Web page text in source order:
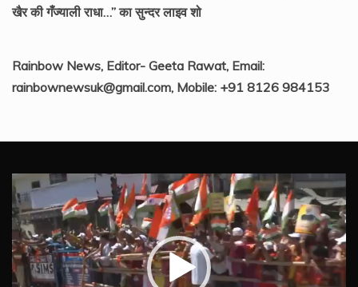
खैर की गँज्याली राधा…” का सुन्दर लाइव शो
Rainbow News, Editor- Geeta Rawat, Email:
rainbownewsuk@gmail.com, Mobile: +91 8126 984153
Video
Player